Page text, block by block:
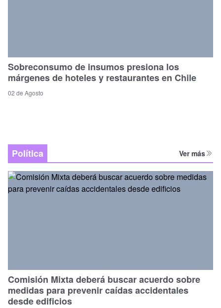
Sobreconsumo de insumos presiona los
márgenes de hoteles y restaurantes en Chile
02 de Agosto
Política Ver más
Comisión Mixta deberá buscar acuerdo sobre
medidas para prevenir caídas accidentales
desde edificios